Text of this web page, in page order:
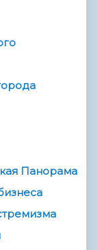
Панорама